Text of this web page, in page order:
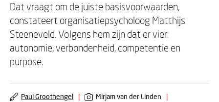
Dat vraagt om de juiste basisvoorwaarden,
constateert organisatiepsycholoog Matthijs
Steeneveld. Volgens hem zijn dat er vier:
autonomie, verbondenheid, competentie en
purpose.
Paul Groothengel | Mirjam van der Linden
|